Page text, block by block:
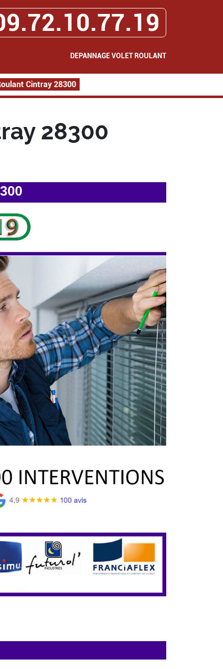
DEPANNAGE VOLET ROULANT
Cintray 28300
28300